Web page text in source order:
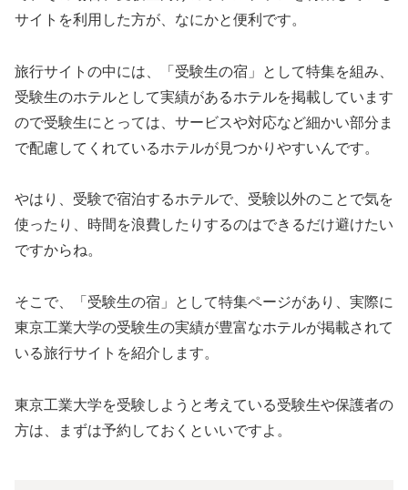
サイトを利用した方が、なにかと便利です。
旅行サイトの中には、「受験生の宿」として特集を組み、
受験生のホテルとして実績があるホテルを掲載しています
ので受験生にとっては、サービスや対応など細かい部分ま
で配慮してくれているホテルが見つかりやすいんです。
やはり、受験で宿泊するホテルで、受験以外のことで気を
使ったり、時間を浪費したりするのはできるだけ避けたい
ですからね。
そこで、「受験生の宿」として特集ページがあり、実際に
東京工業大学の受験生の実績が豊富なホテルが掲載されて
いる旅行サイトを紹介します。
東京工業大学を受験しようと考えている受験生や保護者の
方は、まずは予約しておくといいですよ。